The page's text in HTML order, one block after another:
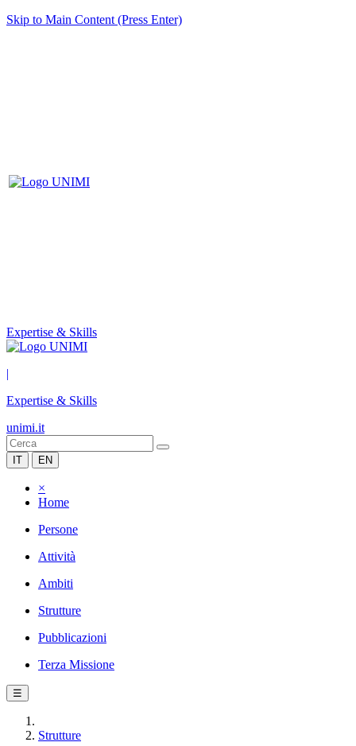
Skip to Main Content (Press Enter)
Expertise & Skills
|
Expertise & Skills
unimi.it
IT EN
×
Home
Persone
Attività
Ambiti
Strutture
Pubblicazioni
Terza Missione
☰
Strutture